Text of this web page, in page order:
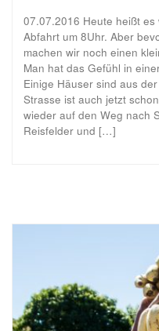
07.07.2016 Heute heißt
Abfahrt um 8Uhr. Aber
machen wir noch einen
Man hat das Gefühl in
Einige Häuser sind aus
Strasse ist auch jetzt
wieder auf den Weg nach
Reisfelder und […]